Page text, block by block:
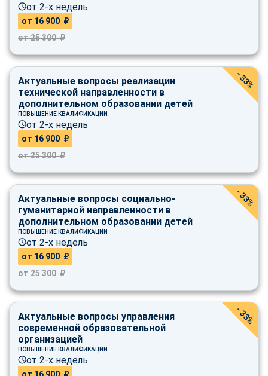
от 2-х недель
от 16 900 ₽
от 25 300 ₽
Актуальные вопросы реализации
технической направленности в
дополнительном образовании детей
ПОВЫШЕНИЕ КВАЛИФИКАЦИИ
от 2-х недель
от 16 900 ₽
от 25 300 ₽
- 33%
Актуальные вопросы социально-
гуманитарной направленности в
дополнительном образовании детей
ПОВЫШЕНИЕ КВАЛИФИКАЦИИ
от 2-х недель
от 16 900 ₽
от 25 300 ₽
- 33%
Актуальные вопросы управления
современной образовательной
организацией
ПОВЫШЕНИЕ КВАЛИФИКАЦИИ
от 2-х недель
от 16 900 ₽
- 33%
ChatApp
online